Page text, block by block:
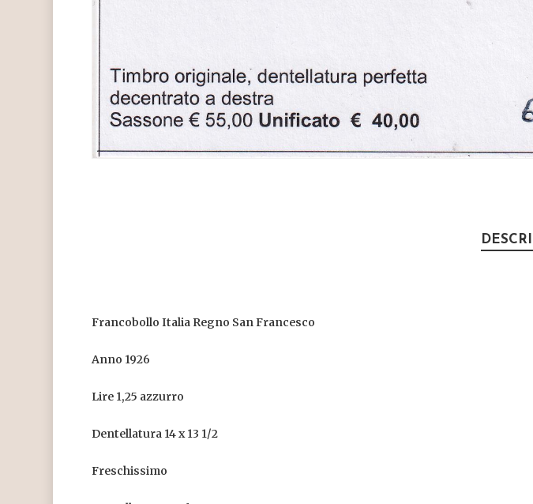
Francobollo Italia Regno San Francesco
Anno 1926
Lire 1,25 azzurro
Dentellatura 14 x 13 1/2
Freschissimo